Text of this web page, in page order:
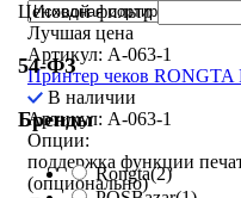
Ценовой фильтр
54-ФЗ
Бренды
Rongta(2)
Лучшая цена
Артикул: A-063-1
Принтер чеков RONGTA
В наличии
Артикул: A-063-1
Опции:
поддержка функции
(опционально)